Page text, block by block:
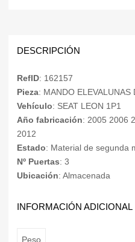
DESCRIPCIÓN
RefID: 162157
Pieza: MANDO
Vehículo: SEAT LEON 1P1
Año fabricación: 2005 2006
2012
Estado: Material de segunda
Nº Puertas: 3
Ubicación: Almacenada
INFORMACIÓN ADICIONAL
Peso